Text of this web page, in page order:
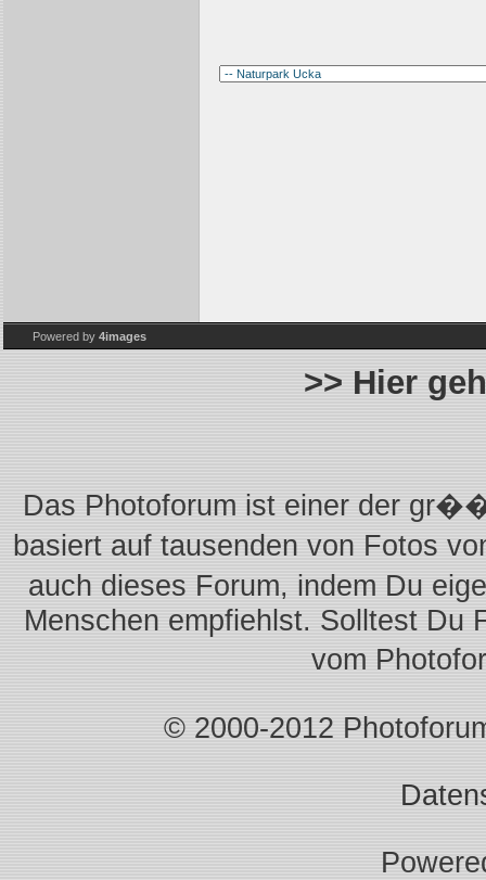
Powered by 4images
>> Hier
Das Photoforum ist einer der
basiert auf tausenden von Fotos
auch dieses Forum, indem Du
Menschen empfiehlst. Solltest Du
vom
© 2000-2012